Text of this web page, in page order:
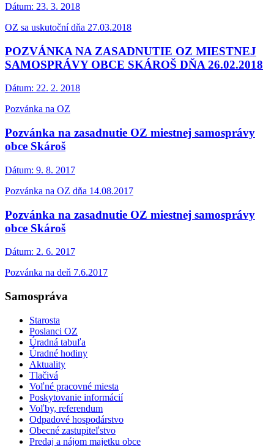
Dátum: 23. 3. 2018
OZ sa uskutoční dňa 27.03.2018
POZVÁNKA NA ZASADNUTIE OZ MIESTNEJ
SAMOSPRÁVY OBCE SKÁROŠ DŇA 26.02.2018
Dátum: 22. 2. 2018
Pozvánka na OZ
Pozvánka na zasadnutie OZ miestnej samosprávy
obce Skároš
Dátum: 9. 8. 2017
Pozvánka na OZ dňa 14.08.2017
Pozvánka na zasadnutie OZ miestnej samosprávy
obce Skároš
Dátum: 2. 6. 2017
Pozvánka na deň 7.6.2017
Samospráva
Starosta
Poslanci OZ
Úradná tabuľa
Úradné hodiny
Aktuality
Tlačivá
Voľné pracovné miesta
Poskytovanie informácií
Voľby, referendum
Odpadové hospodárstvo
Obecné zastupiteľstvo
Predaj a nájom majetku obce